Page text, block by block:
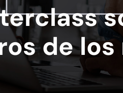
de los